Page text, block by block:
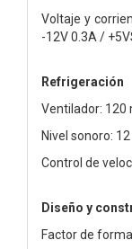
Voltaje y
-12V 0.3A /
Refrigeración
Ventilador: 120
Nivel sonoro: 12
Control de
Diseño y
Factor de